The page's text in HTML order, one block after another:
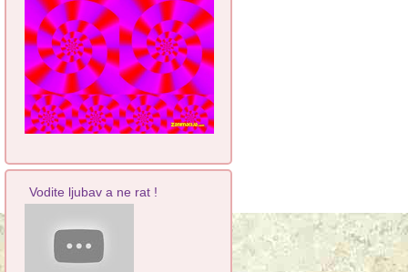
Vodite ljubav a ne rat !